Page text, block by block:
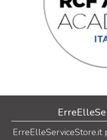
ErreElleServiceStore.it